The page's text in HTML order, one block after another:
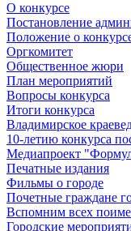
О конкурсе
Постановление
Положение о
Оргкомитет
Общественное жюри
План мероприятий
Вопросы конкурса
Итоги конкурса
Владимирское
10-летию конкурса
Медиапроект
Печатные издания
Фильмы о городе
Почетные граждане
Вспомним всех
Городские